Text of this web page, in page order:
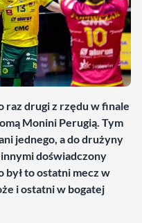
raz drugi z rzędu w finale
Monini Perugią. Tym
jednego, a do drużyny
doświadczony
był to ostatni mecz w
i ostatni w bogatej